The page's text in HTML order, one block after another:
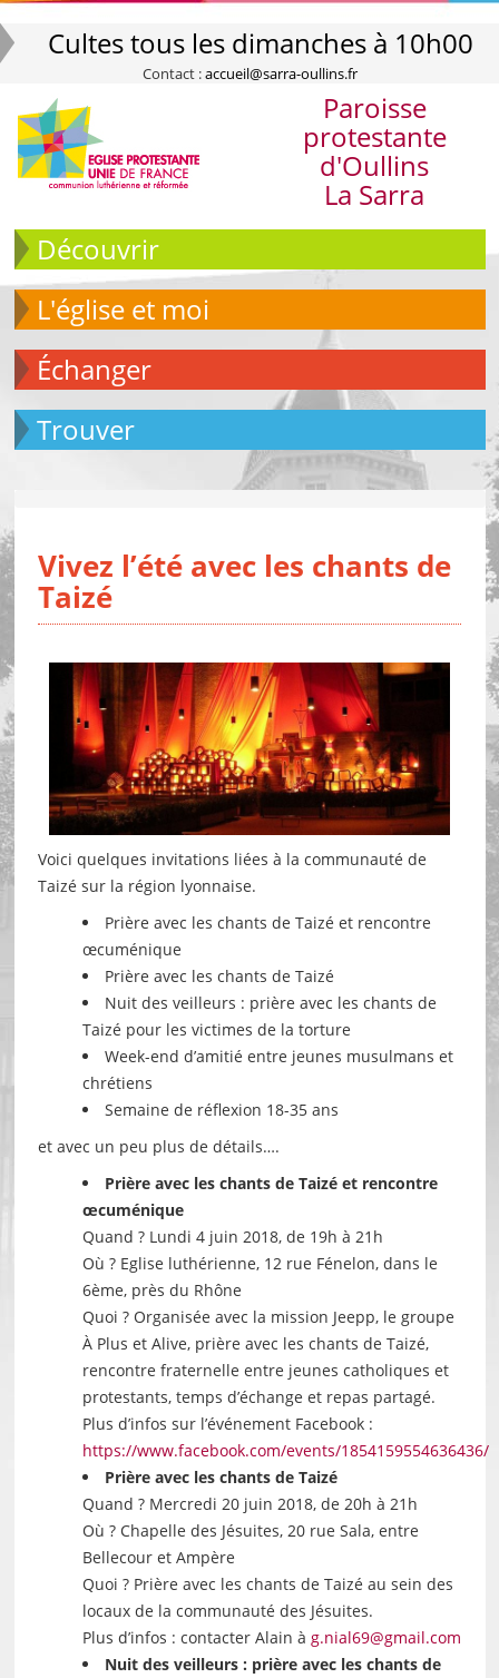
Cultes tous les dimanches à 10h00
Contact :accueil@sarra-oullins.fr
Paroisse
protestante
d'Oullins
La Sarra
Découvrir
L'église et moi
échanger
Trouver
Vivez l’été avec les chants de
Taizé
Voici quelques invitations liées à la communauté de
Taizé sur la région lyonnaise.
Prière avec les chants de Taizé et rencontre
œcuménique
Prière avec les chants de Taizé
Nuit des veilleurs : prière avec les chants de
Taizé pour les victimes de la torture
Week-end d’amitié entre jeunes musulmans et
chrétiens
Semaine de réflexion 18-35 ans
et avec un peu plus de détails….
Prière avec les chants de Taizé et rencontre
œcuménique
Quand ? Lundi 4 juin 2018, de 19h à 21h
Où ? Eglise luthérienne, 12 rue Fénelon, dans le
6ème, près du Rhône
Quoi ? Organisée avec la mission Jeepp, le groupe
À Plus et Alive, prière avec les chants de Taizé,
rencontre fraternelle entre jeunes catholiques et
protestants, temps d’échange et repas partagé.
Plus d’infos sur l’événement Facebook :
https://www.facebook.com/events/1854159554636436/
Prière avec les chants de Taizé
Quand ? Mercredi 20 juin 2018, de 20h à 21h
Où ? Chapelle des Jésuites, 20 rue Sala, entre
Bellecour et Ampère
Quoi ? Prière avec les chants de Taizé au sein des
locaux de la communauté des Jésuites.
Plus d’infos : contacter Alain à g.nial69@gmail.com
Nuit des veilleurs : prière avec les chants de